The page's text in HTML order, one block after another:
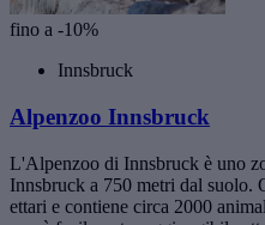
fino a -10%
Innsbruck
Alpenzoo Innsbruck
L'Alpenzoo di Innsbruck è uno
Innsbruck a 750 metri dal suolo.
ettari e contiene circa 2000